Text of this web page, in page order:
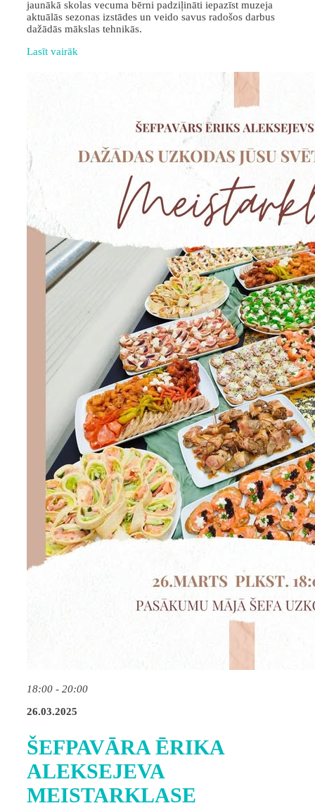
jaunākā skolas vecuma bērni padziļināti iepazīst muzeja
aktuālās sezonas izstādes un veido savus radošos darbus
dažādās mākslas tehnikās.
Lasīt vairāk
18:00 - 20:00
26.03.2025
ŠEFPAVĀRA ĒRIKA
ALEKSEJEVA
MEISTARKLASE